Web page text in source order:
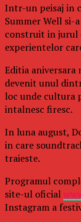
Intr-un peisaj in
Summer Well
construit in jurul
experientelor
Editia aniversara
devenit unul
loc unde cultura
intalnesc firesc.
In luna august,
in care
traieste.
Programul
site-ul oficial
Instagram a